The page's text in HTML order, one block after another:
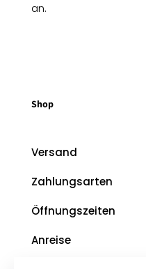
an.
Shop
Versand
Zahlungsarten
Öffnungszeiten
Anreise